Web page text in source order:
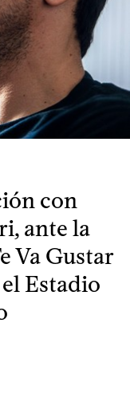
con
ante la
Va Gustar
Estadio